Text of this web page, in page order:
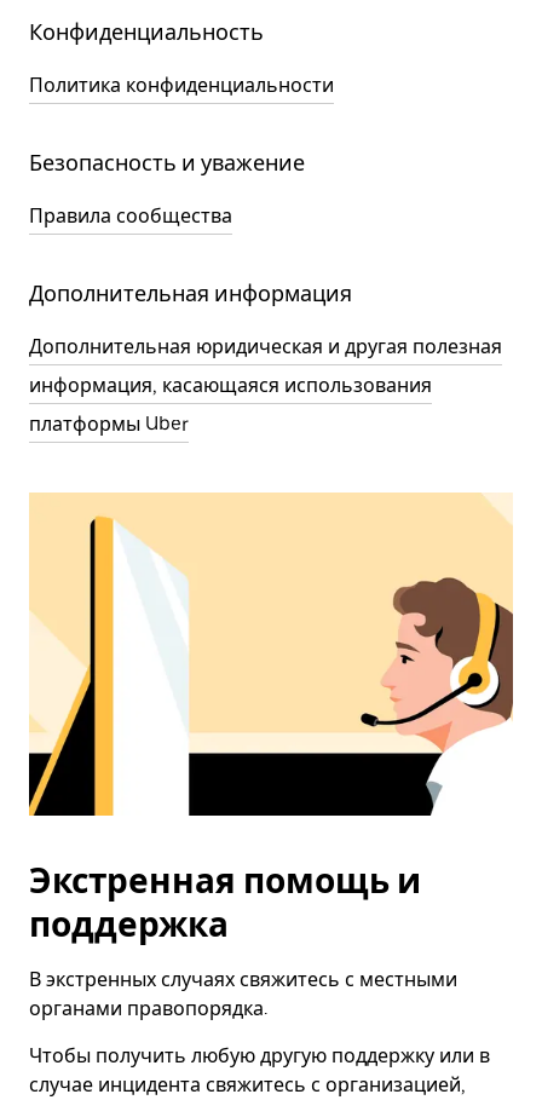
Конфиденциальность
Политика конфиденциальности
Безопасность и уважение
Правила сообщества
Дополнительная информация
Дополнительная юридическая и другая полезная
информация, касающаяся использования
платформы Uber
Экстренная помощь и
поддержка
В экстренных случаях свяжитесь с местными
органами правопорядка.
Чтобы получить любую другую поддержку или в
случае инцидента свяжитесь с организацией,